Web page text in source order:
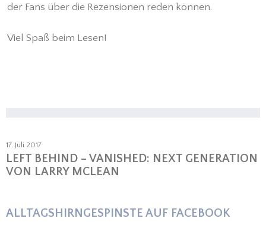
der Fans über die Rezensionen reden können.
Viel Spaß beim Lesen!
17. Juli 2017
LEFT BEHIND – VANISHED: NEXT GENERATION
VON LARRY MCLEAN
ALLTAGSHIRNGESPINSTE AUF FACEBOOK